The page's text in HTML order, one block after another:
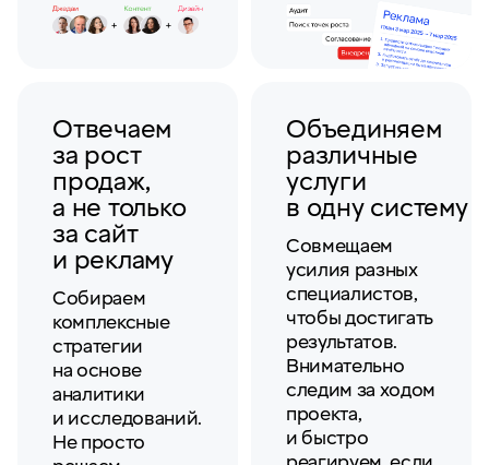
Отвечаем
за рост
продаж,
а не только
за сайт
и рекламу
Собираем
комплексные
стратегии
на основе
аналитики
и исследований.
Не просто
Объединяем
различные
услуги
в одну систему
Совмещаем
усилия разных
специалистов,
чтобы достигать
результатов.
Внимательно
следим за ходом
проекта,
и быстро